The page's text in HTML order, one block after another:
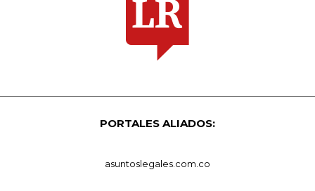
PORTALES ALIADOS:
asuntoslegales.com.co